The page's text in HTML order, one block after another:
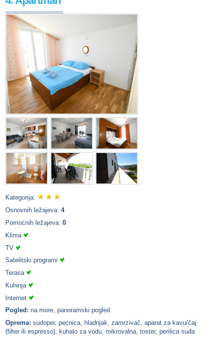
Kategorija:
Osnovnih ležajeva: 4
Pomoćnih ležajeva: 0
Klima
TV
Satelitski programi
Terasa
Kuhinja
Internet
Pogled: na more, panoramski pogled
Oprema: sudoper, pećnica, hladnjak, zamrzivač, aparat za kavu/čaj
(filter ili espresso), kuhalo za vodu, mikrovalna, toster, perilica suđa